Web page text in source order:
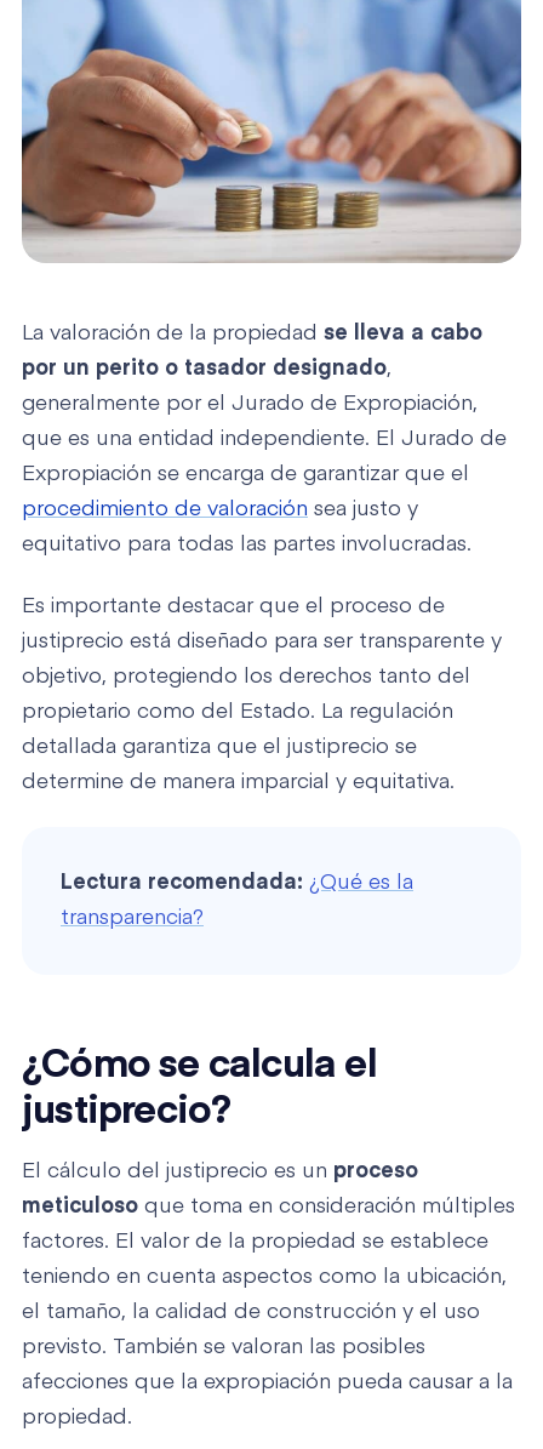
La valoración de la propiedad se lleva a cabo
por un perito o tasador designado,
generalmente por el Jurado de Expropiación,
que es una entidad independiente. El Jurado de
Expropiación se encarga de garantizar que el
procedimiento de valoración sea justo y
equitativo para todas las partes involucradas.
Es importante destacar que el proceso de
justiprecio está diseñado para ser transparente y
objetivo, protegiendo los derechos tanto del
propietario como del Estado. La regulación
detallada garantiza que el justiprecio se
determine de manera imparcial y equitativa.
Lectura recomendada: ¿Qué es la
transparencia?
¿Cómo se calcula el
justiprecio?
El cálculo del justiprecio es un proceso
meticuloso que toma en consideración múltiples
factores. El valor de la propiedad se establece
teniendo en cuenta aspectos como la ubicación,
el tamaño, la calidad de construcción y el uso
previsto. También se valoran las posibles
afecciones que la expropiación pueda causar a la
propiedad.